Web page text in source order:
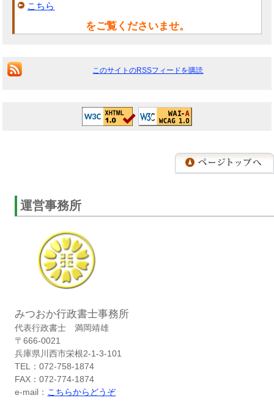
こちら
をご覧くださいませ。
このサイトのRSSフィードを購読
運営事務所
みつおか行政書士事務所
代表行政書士 満岡靖雄
〒666-0021
兵庫県川西市栄根2-1-3-101
TEL：072-758-1874
FAX：072-774-1874
e-mail： こちらからどうぞ